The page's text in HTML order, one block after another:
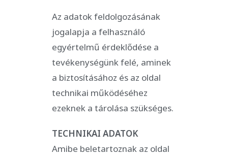
Az adatok feldolgozásának
jogalapja a felhasználó
egyértelmű érdeklődése a
tevékenységünk felé, aminek
a biztosításához és az oldal
technikai működéséhez
ezeknek a tárolása szükséges.
TECHNIKAI ADATOK
Amibe beletartoznak az oldal